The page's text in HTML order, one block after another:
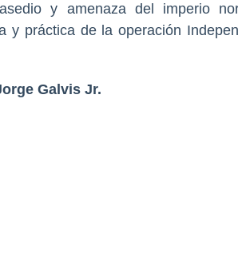
y amenaza del imperio
y práctica de la operación
Galvis Jr.